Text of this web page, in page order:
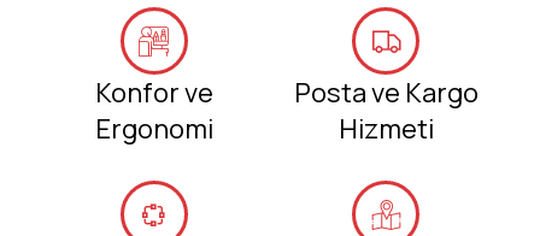
Konfor ve
Ergonomi
Posta ve Kargo
Hizmeti